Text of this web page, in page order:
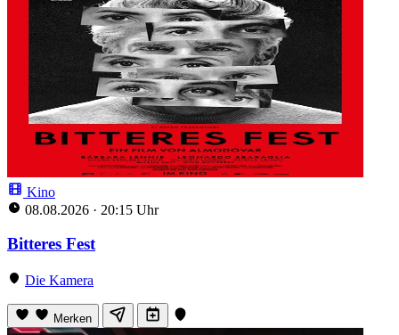
Kino
08.08.2026 · 20:15 Uhr
Bitteres Fest
Die Kamera
Merken